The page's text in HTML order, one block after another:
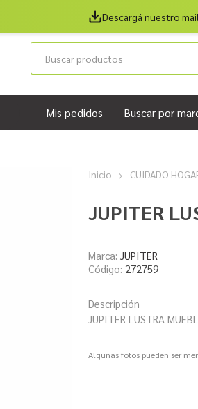
Descargá nuestro
Mis pedidos Buscar por
Inicio CUIDADO
JUPITER
Marca: JUPITER
Código: 272759
Descripción
JUPITER LUSTRA
Algunas fotos pueden ser